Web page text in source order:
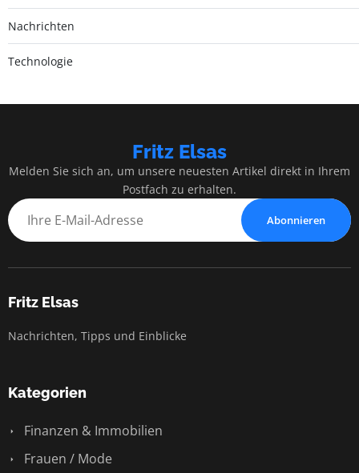
Nachrichten
Technologie
Fritz Elsas
Melden Sie sich an, um unsere neuesten Artikel direkt in Ihrem
Postfach zu erhalten.
Abonnieren
Fritz Elsas
Nachrichten, Tipps und Einblicke
Kategorien
Finanzen & Immobilien
Frauen / Mode